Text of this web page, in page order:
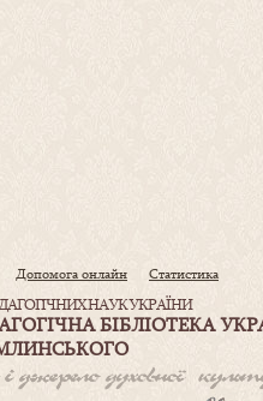
Допомога онлайн Статистика
НАУК УКРАЇНИ
БІБЛІОТЕКА